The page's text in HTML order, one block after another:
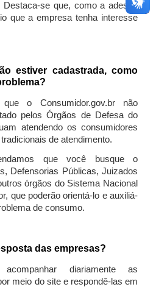
Destaca-se que, como a adesão
que a empresa tenha interesse
estiver cadastrada, como
o Consumidor.gov.br não
pelos Órgãos de Defesa do
atendendo os consumidores
de atendimento.
que você busque o
Defensorias Públicas, Juizados
órgãos do Sistema Nacional
que poderão orientá-lo e auxiliá-
de consumo.
das empresas?
diariamente as
meio do site e respondê-las em